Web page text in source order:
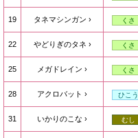
19 タネマシンガン くさ
22 やどりぎのタネ くさ
25 メガドレイン くさ
28 アクロバット ひこう
31 いかりのこな むし